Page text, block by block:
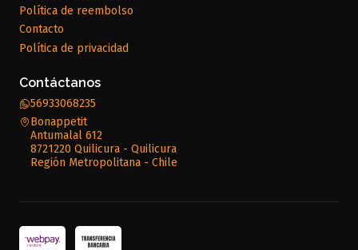
Política de reembolso
Contacto
Política de privacidad
Contáctanos
56933068235
Bonappetit
Antumalal 612
8721220 Quilicura - Quilicura
Región Metropolitana - Chile